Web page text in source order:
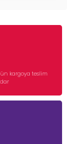
kargoya teslim